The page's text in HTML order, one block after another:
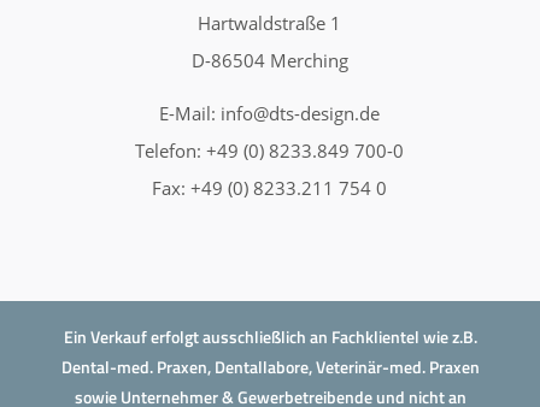
Hartwaldstraße 1
D-86504 Merching
E-Mail: info@dts-design.de
Telefon: +49 (0) 8233.849 700-0
Fax: +49 (0) 8233.211 754 0
Ein Verkauf erfolgt ausschließlich an Fachklientel wie z.B.
Dental-med. Praxen, Dentallabore, Veterinär-med. Praxen
sowie Unternehmer & Gewerbetreibende und nicht an